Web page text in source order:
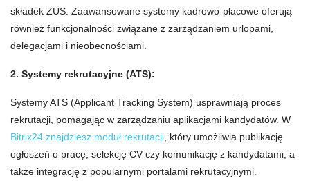
składek ZUS. Zaawansowane systemy kadrowo-płacowe oferują
również funkcjonalności związane z zarządzaniem urlopami,
delegacjami i nieobecnościami.
2. Systemy rekrutacyjne (ATS):
Systemy ATS (Applicant Tracking System) usprawniają proces
rekrutacji, pomagając w zarządzaniu aplikacjami kandydatów. W
Bitrix24 znajdziesz moduł rekrutacji , który umożliwia publikację
ogłoszeń o pracę, selekcję CV czy komunikację z kandydatami, a
także integrację z popularnymi portalami rekrutacyjnymi.